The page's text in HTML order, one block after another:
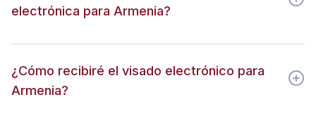
electrónica para Armenia?
¿Cómo recibiré el visado electrónico para
Armenia?